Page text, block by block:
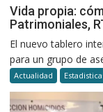
Vida propia:
Patrimoniales,
El nuevo tablero
para un grupo de
Actualidad